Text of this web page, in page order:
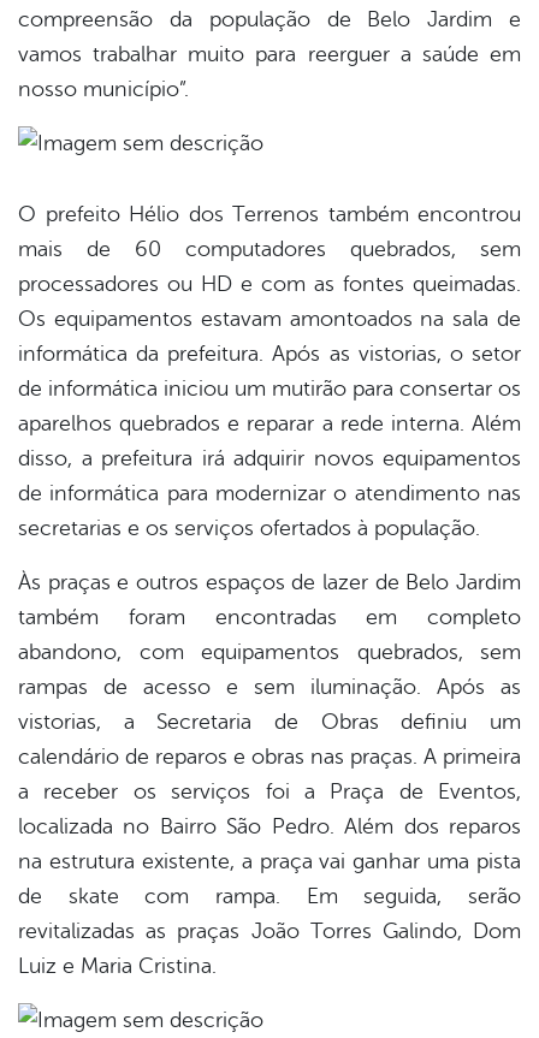
compreensão da população de Belo Jardim e
vamos trabalhar muito para reerguer a saúde em
nosso município”.
O prefeito Hélio dos Terrenos também encontrou
mais de 60 computadores quebrados, sem
processadores ou HD e com as fontes queimadas.
Os equipamentos estavam amontoados na sala de
informática da prefeitura. Após as vistorias, o setor
de informática iniciou um mutirão para consertar os
aparelhos quebrados e reparar a rede interna. Além
disso, a prefeitura irá adquirir novos equipamentos
de informática para modernizar o atendimento nas
secretarias e os serviços ofertados à população.
Às praças e outros espaços de lazer de Belo Jardim
também foram encontradas em completo
abandono, com equipamentos quebrados, sem
rampas de acesso e sem iluminação. Após as
vistorias, a Secretaria de Obras definiu um
calendário de reparos e obras nas praças. A primeira
a receber os serviços foi a Praça de Eventos,
localizada no Bairro São Pedro. Além dos reparos
na estrutura existente, a praça vai ganhar uma pista
de skate com rampa. Em seguida, serão
revitalizadas as praças João Torres Galindo, Dom
Luiz e Maria Cristina.